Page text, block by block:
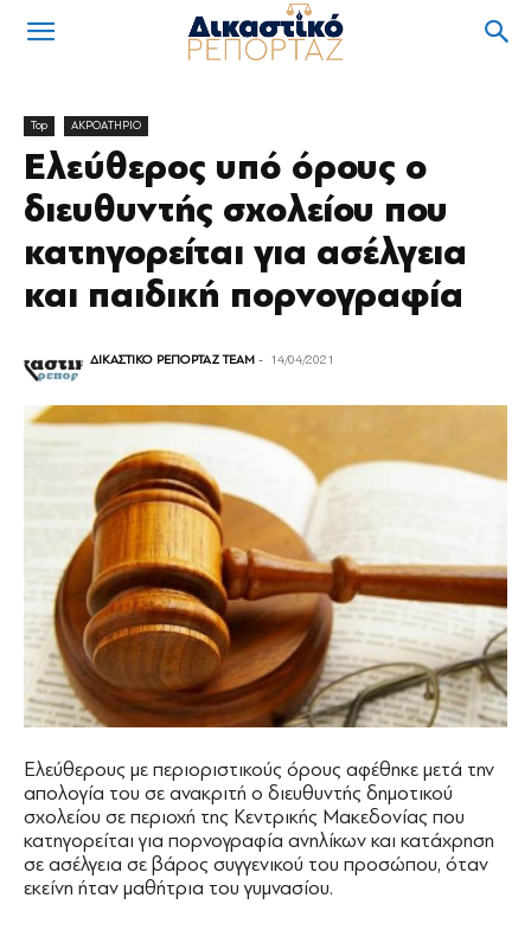
Top ΑΚΡΟΑΤΗΡΙΟ
Ελεύθερος υπό όρους ο
διευθυντής σχολείου που
κατηγορείται για ασέλγεια
και παιδική πορνογραφία
ΔΙΚΑΣΤΙΚΟ ΡΕΠΟΡΤΑΖ TEAM - 14/04/2021
Ελεύθερους με περιοριστικούς όρους αφέθηκε μετά την
απολογία του σε ανακριτή ο διευθυντής δημοτικού
σχολείου σε περιοχή της Κεντρικής Μακεδονίας που
κατηγορείται για πορνογραφία ανηλίκων και κατάχρηση
σε ασέλγεια σε βάρος συγγενικού του προσώπου, όταν
εκείνη ήταν μαθήτρια του γυμνασίου.